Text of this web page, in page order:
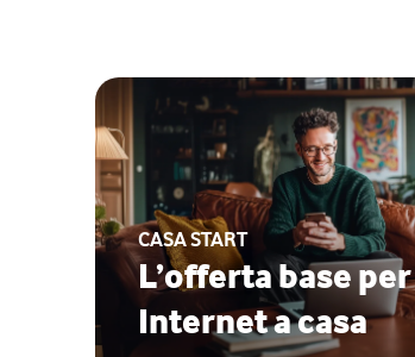
CASA START
L’offerta base per
Internet a casa